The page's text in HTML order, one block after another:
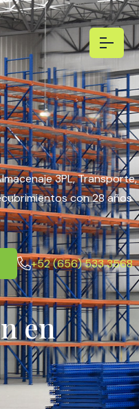
3PL, Transporte,
con 28 años
+52 (656) 533 3568
nen